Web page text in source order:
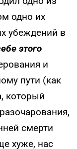
одно их
убеждений в
этого
и
пути (как
кото­рый
смерти
хуже, нас